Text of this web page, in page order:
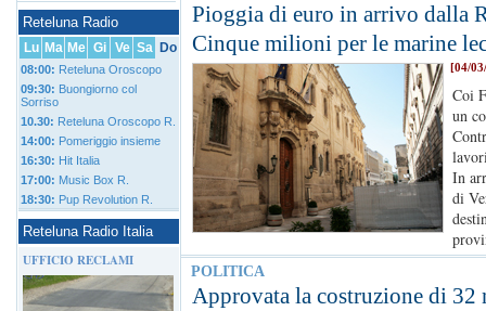
Reteluna Radio
Lu Ma Me Gi Ve Sa Do
08:00: Reteluna Oroscopo
09:30: Buongiorno col
Sorriso
10.30: Reteluna Oroscopo R.
14:00: Pomeriggio insieme
16:30: Hit Italia
17:00: Music Box R.
18:30: Pup Revolution R.
Reteluna Radio Italia
UFFICIO RECLAMI
Pioggia di euro in arrivo dalla
Cinque milioni per le marine
[04/
Coi
un
In
di
POLITICA
Approvata la costruzione di